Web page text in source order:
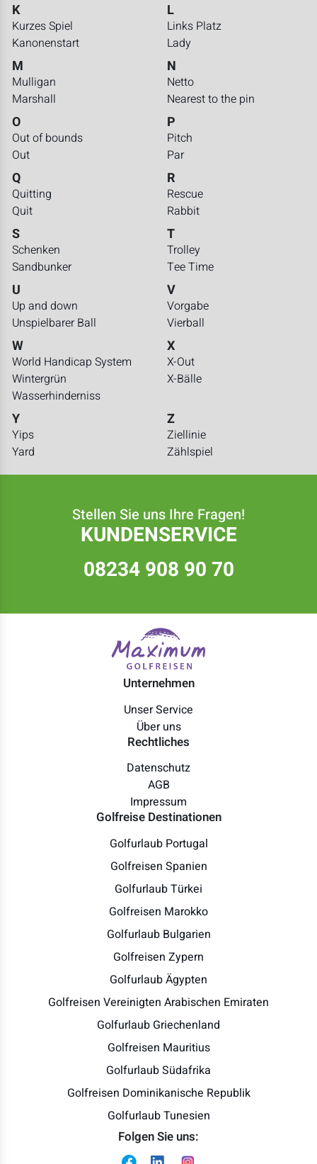
K
Kurzes Spiel
Kanonenstart
L
Links Platz
Lady
M
Mulligan
Marshall
N
Netto
Nearest to the pin
O
Out of bounds
Out
P
Pitch
Par
Q
Quitting
Quit
R
Rescue
Rabbit
S
Schenken
Sandbunker
T
Trolley
Tee Time
U
Up and down
Unspielbarer Ball
V
Vorgabe
Vierball
W
World Handicap System
Wintergrün
Wasserhinderniss
X
X-Out
X-Bälle
Y
Yips
Yard
Z
Ziellinie
Zählspiel
Stellen Sie uns Ihre Fragen!
KUNDENSERVICE
08234 908 90 70
Unternehmen
Unser Service
Über uns
Rechtliches
Datenschutz
AGB
Impressum
Golfreise Destinationen
Golfurlaub Portugal
Golfreisen Spanien
Golfurlaub Türkei
Golfreisen Marokko
Golfurlaub Bulgarien
Golfreisen Zypern
Golfurlaub Ägypten
Golfreisen Vereinigten Arabischen Emiraten
Golfurlaub Griechenland
Golfreisen Mauritius
Golfurlaub Südafrika
Golfreisen Dominikanische Republik
Golfurlaub Tunesien
Folgen Sie uns: